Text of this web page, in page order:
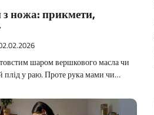
ножа: прикмети,
шаром вершкового масла чи
плід у раю. Проте рука мами чи…